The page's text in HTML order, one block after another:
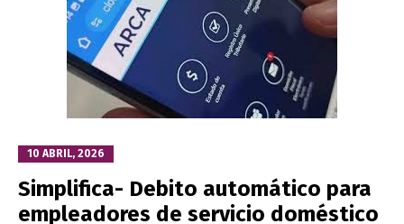
10 ABRIL, 2026
Simplifica- Debito automático para
empleadores de servicio doméstico